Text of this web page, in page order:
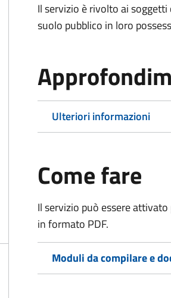
Il servizio è rivolto ai
suolo pubblico in loro
Ulteriori informazioni
Come fare
Il servizio può essere
in formato PDF.
Moduli da compilare e